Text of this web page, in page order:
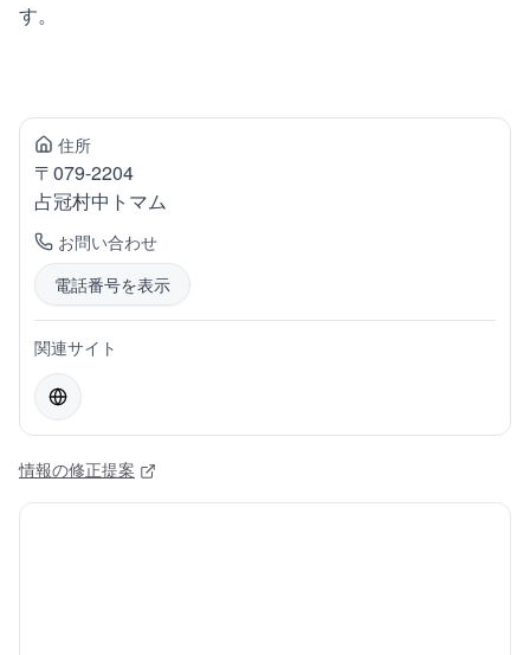
す。
住所
〒079-2204
占冠村中トマム
お問い合わせ
電話番号を表示
関連サイト
情報の修正提案